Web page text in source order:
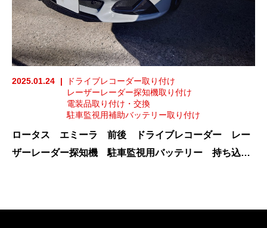
2025.01.24
ドライブレコーダー取り付け
レーザーレーダー探知機取り付け
電装品取り付け・交換
駐車監視用補助バッテリー取り付け
ロータス エミーラ 前後 ドライブレコーダー レー
ザーレーダー探知機 駐車監視用バッテリー 持ち込